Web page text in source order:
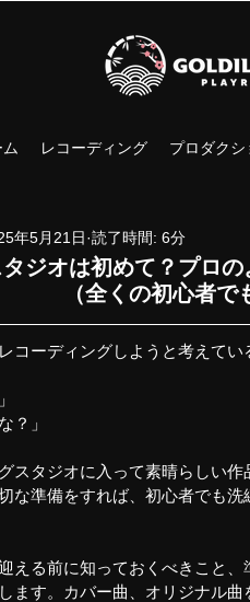
レコーディング プロダクシ
年5月21日 読了時間: 6分
ジオは初めて？プロ
（全くの初心者で
コーディングしようと考えてい
？」
スタジオに入って素晴らしい
な準備をすれば、初心者でも
える前に知っておくべきこと
ます。カバー曲、オリジナル